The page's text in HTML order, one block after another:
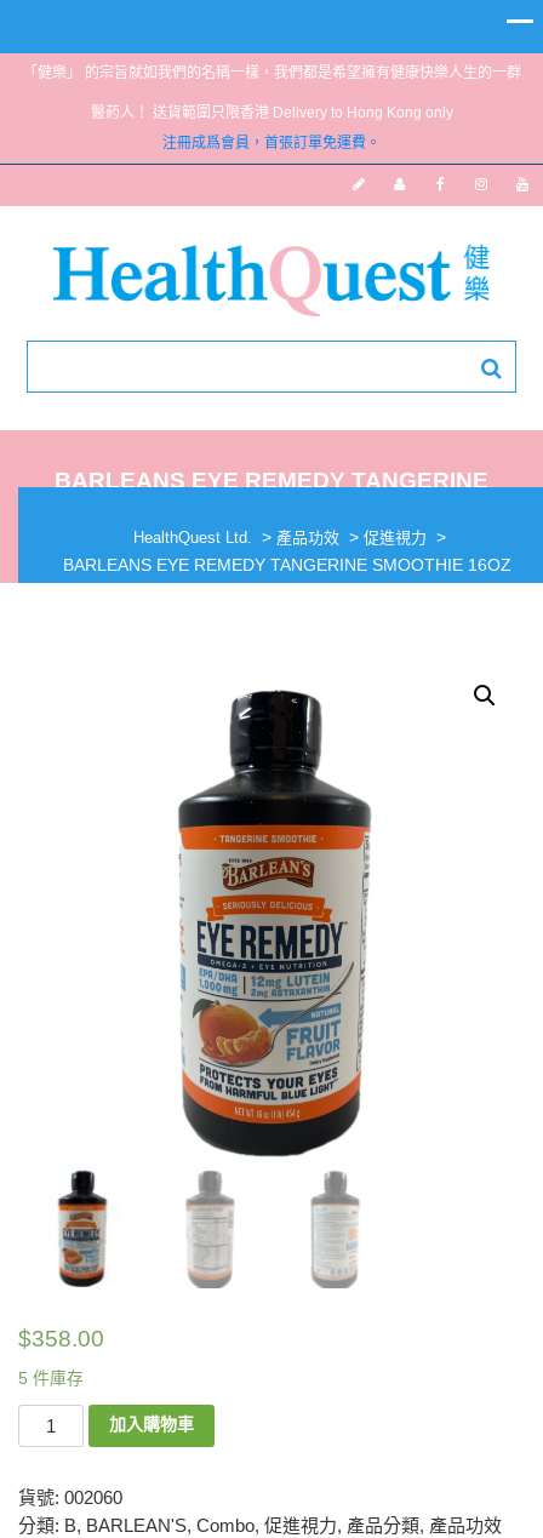
「健樂」 的宗旨就如我們的名稱一樣，我們都是希望擁有健康快樂人生的一群
醫葯人！ 送貨範圍只限香港 Delivery to Hong Kong only
注冊成爲會員，首張訂單免運費。
BARLEANS EYE REMEDY TANGERINE
HealthQuest Ltd. > 產品功效 > 促進視力 >
BARLEANS EYE REMEDY TANGERINE SMOOTHIE 16OZ
$358.00
5 件庫存
加入購物車
貨號: 002060
分類: B, BARLEAN'S, Combo, 促進視力, 產品分類, 產品功效